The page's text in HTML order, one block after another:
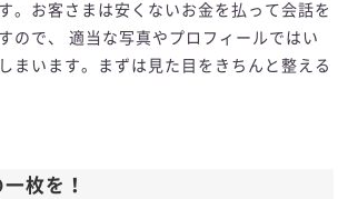
。お客さまは安くないお金を払って会話を
ので、 適当な写真やプロフィールではい
まいます。まずは見た目をきちんと整える
枚を！